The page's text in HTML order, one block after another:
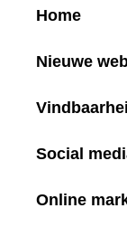
Home
Nieuwe
Social
Online